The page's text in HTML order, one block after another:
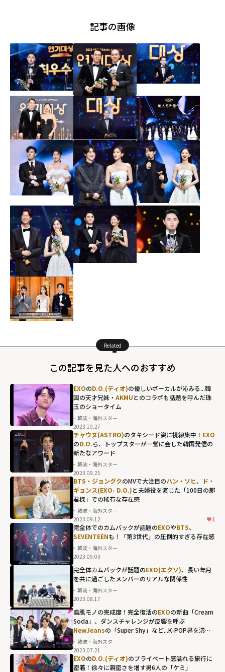
記事の画像
Related
この記事を見た人へのおすすめ
EXOのD.O.(ディオ)の優しいボーカルが沁みる...韓
国の天才兄妹・ AKMUとのコラボも話題を呼んだ珠
玉のショータイム
韓流・海外スター
2023.10.27
チャウヌ(ASTRO)のタキシード姿に視線集中！ EXO
のD.O.ら、トップスターが一堂に会した韓国発信の
新たなアワード
韓流・海外スター
2023.09.25
BTS・ジョングクのMVで大注目のハン・ソヒ、
ド・
ギョンス(EXO- D.O.)と夫婦役を演じた「100日の郎
君様」での稀有な存在感
韓流・海外スター
2023.09.12
1
完全体でのカムバックが話題のEXOやBTS、
SEVENTEENも！「第3世代」の圧倒的すぎる存在感
韓流・海外スター
2023.09.03
完全体カムバックが話題のEXO(エクソ)、長い年月
を共に過ごしたメンバーのリアルな関係性
韓流・海外スター
2023.08.17
鳥肌モノの完成度！完全復活のEXOの新曲「Cream
Soda」、ダンスチャレンジが反響を呼ぶ
NewJeansの「Super Shy」など...K-POP界を沸か
せるカムバック
韓流・海外スター
2023.07.21
EXOのD.O.(ディオ)のプライベート感溢れる旅行に
密着！徐々に親密さを増す男6人の「ケミ」